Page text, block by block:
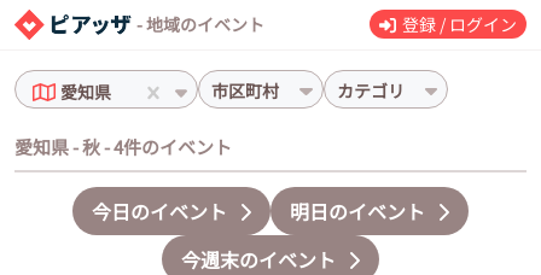
- 地域のイベント 登録 / ログイン
愛知県 市区町村 カテゴリ
愛知県 - 秋 - 4件のイベント
今日のイベント
明日のイベント
今週末のイベント